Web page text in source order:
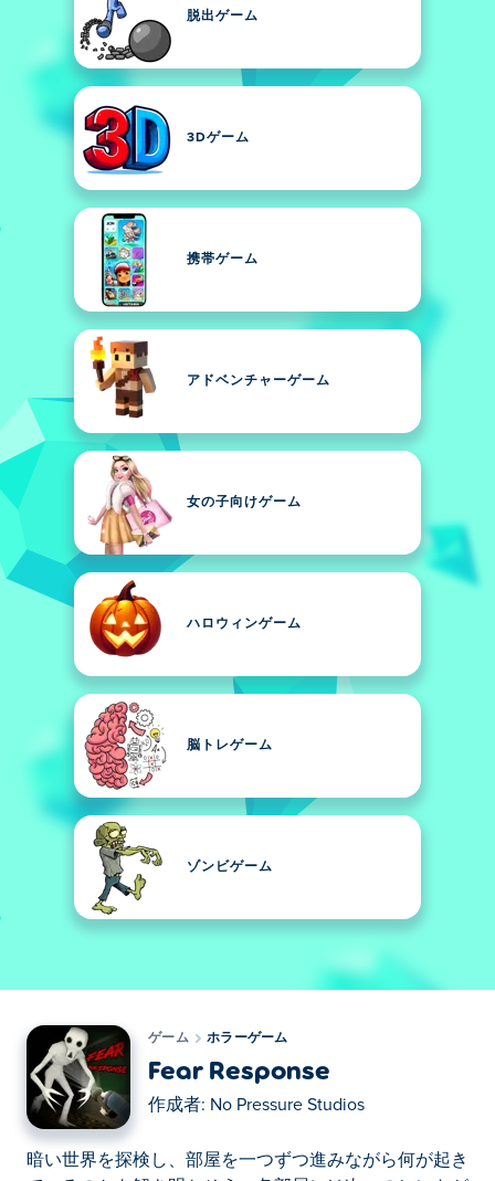
脱出ゲーム
3Dゲーム
携帯ゲーム
アドベンチャーゲーム
女の子向けゲーム
ハロウィンゲーム
脳トレゲーム
ゾンビゲーム
ゲーム ホラーゲーム
Fear Response
作成者: No Pressure Studios
暗い世界を探検し、部屋を一つずつ進みながら何が起き